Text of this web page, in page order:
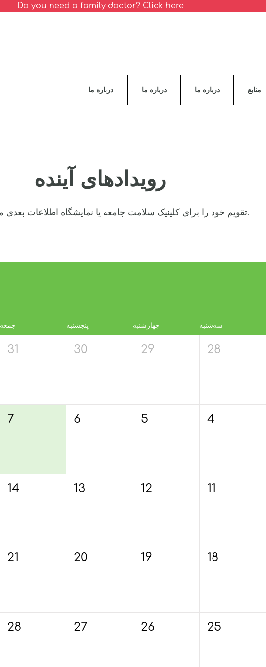
درباره ما درباره ما درباره ما منابع
Do you need a family doctor? Click here
رویدادهای آینده
تقویم خود را برای کلینیک سلامت جامعه یا نمایشگاه اطلاعات بعدی ما علامت بزنید.
سه‌شنبه چهارشنبه پنجشنبه جمعه
28
29
30
31
4
5
6
7
11
12
13
14
18
19
20
21
25
26
27
28